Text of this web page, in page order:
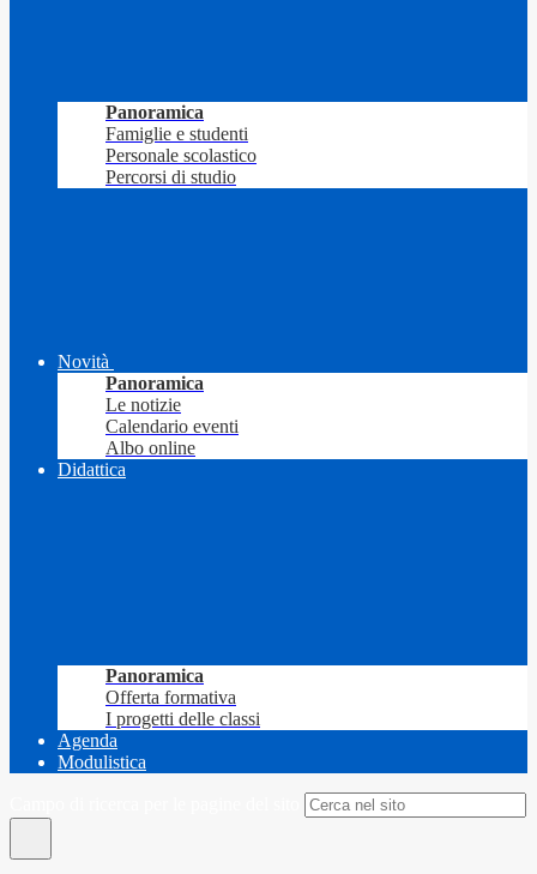
Panoramica
Famiglie e studenti
Personale scolastico
Percorsi di studio
Novità
Panoramica
Le notizie
Calendario eventi
Albo online
Didattica
Panoramica
Offerta formativa
I progetti delle classi
Agenda
Modulistica